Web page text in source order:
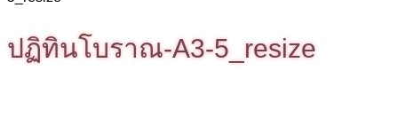
ปฏิทินโบราณ-A3-5_resize